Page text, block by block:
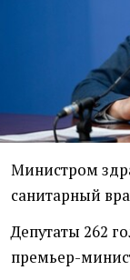
Министром
санитарный
Депутаты 262
премьер-